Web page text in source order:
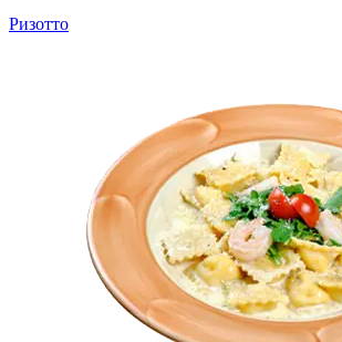
Ризотто